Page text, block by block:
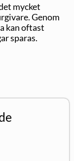
mycket
Genom
kan oftast
sparas.